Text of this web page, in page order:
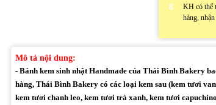
8
KH có thể
hàng,
Mô tả nội dung:
- Bánh kem sinh nhật Handmade của Thái Bình Bakery
hàng, Thái Bình Bakery có các loại kem sau (kem tươi
kem tươi chanh leo, kem tươi trà xanh, kem tươi